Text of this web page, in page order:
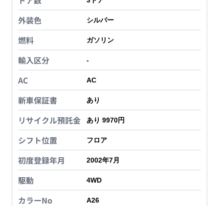
外装色 シルバー
燃料 ガソリン
輸入区分 -
AC AC
新車保証書 あり
リサイクル預託金 あり 9970円
シフト位置 フロア
初度登録年月 2002年7月
駆動 4WD
カラーNo A26